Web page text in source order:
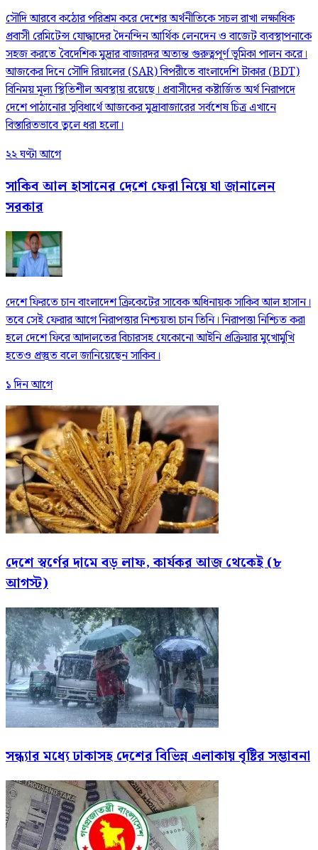
সৌদি আরবে কঠোর পরিশ্রম করে দেশের অর্থনীতিকে সচল রাখা লক্ষাধিক
প্রবাসী রেমিটেন্স যোদ্ধাদের দৈনন্দিন আর্থিক লেনদেন ও বাজেট ব্যবস্থাপনাকে
সহজ করতে বৈদেশিক মুদ্রার বাজারদর অত্যন্ত গুরুত্বপূর্ণ ভূমিকা পালন করে।
আজকের দিনে সৌদি রিয়ালের (SAR) বিপরীতে বাংলাদেশি টাকার (BDT)
বিনিময় মূল্য স্থিতিশীল অবস্থায় রয়েছে। প্রবাসীদের কষ্টার্জিত অর্থ নিরাপদে
দেশে পাঠানোর সুবিধার্থে আজকের মুদ্রাবাজারের সর্বশেষ চিত্র এখানে
বিস্তারিতভাবে তুলে ধরা হলো।
২২ ঘণ্টা আগে
সাকিব আল হাসানের দেশে ফেরা নিয়ে যা জানালেন
সরকার
দেশে ফিরতে চান বাংলাদেশ ক্রিকেটের সাবেক অধিনায়ক সাকিব আল হাসান।
তবে সেই ফেরার আগে নিরাপত্তার নিশ্চয়তা চান তিনি। নিরাপত্তা নিশ্চিত করা
হলে দেশে ফিরে আদালতের বিচারসহ যেকোনো আইনি প্রক্রিয়ার মুখোমুখি
হতেও প্রস্তুত বলে জানিয়েছেন সাকিব।
১ দিন আগে
দেশে স্বর্ণের দামে বড় লাফ, কার্যকর আজ থেকেই (৮
আগস্ট)
সন্ধ্যার মধ্যে ঢাকাসহ দেশের বিভিন্ন এলাকায় বৃষ্টির সম্ভাবনা